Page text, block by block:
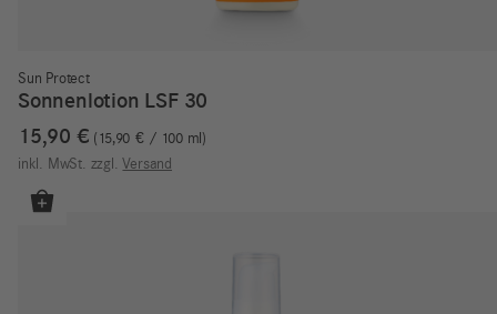
Sun Protect
Sonnenlotion LSF 30
15,90 € 15,90€/ 100 ml
inkl. MwSt. zzgl. Versand